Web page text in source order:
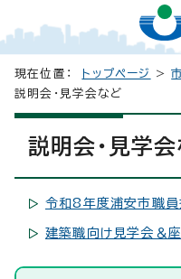
現在位置： トップページ >
説明会・見学会など
説明会・見学
令和8年度浦安市職
建築職向け見学会＆